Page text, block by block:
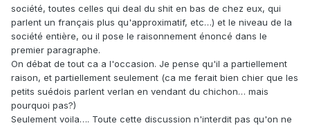
société, toutes celles qui deal du shit en bas de chez eux, qui
parlent un français plus qu'approximatif, etc…) et le niveau de la
société entière, ou il pose le raisonnement énoncé dans le
premier paragraphe.
On débat de tout ca a l'occasion. Je pense qu'il a partiellement
raison, et partiellement seulement (ca me ferait bien chier que les
petits suédois parlent verlan en vendant du chichon… mais
pourquoi pas?)
Seulement voila…. Toute cette discussion n'interdit pas qu'on ne